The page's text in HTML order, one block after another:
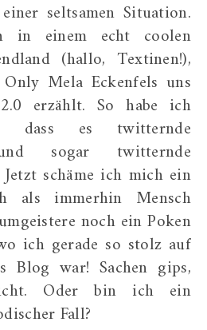
in einem echt coolen
(hallo, Textinen!),
Mela Eckenfels uns
erzählt. So habe ich
dass es twitternde
sogar twitternde
schäme ich mich ein
als immerhin Mensch
noch ein Poken
ich gerade so stolz auf
Blog war! Sachen gips,
Oder bin ich ein
Fall?